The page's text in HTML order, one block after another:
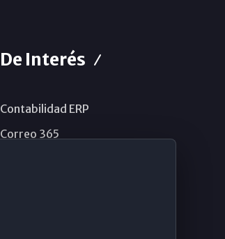
De Interés
Contabilidad ERP
Correo 365